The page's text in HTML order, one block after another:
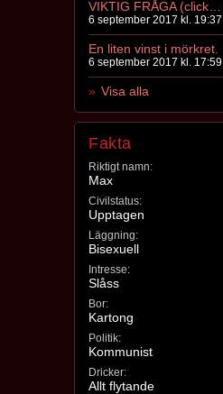
6 september 2017 kl. 19:37
En liten vinst i mörkret.
6 september 2017 kl. 17:59
Visa alla
Fakta
Riktigt namn:
Max
Civilstatus:
Upptagen
Läggning:
Bisexuell
Intresse:
Slåss
Bor:
Kartong
Politik:
Kommunist
Dricker:
Allt flytande